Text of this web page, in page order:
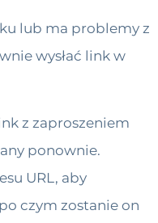
lub ma problemy z
wysłać link w
z zaproszeniem
ponownie.
URL, aby
czym zostanie on